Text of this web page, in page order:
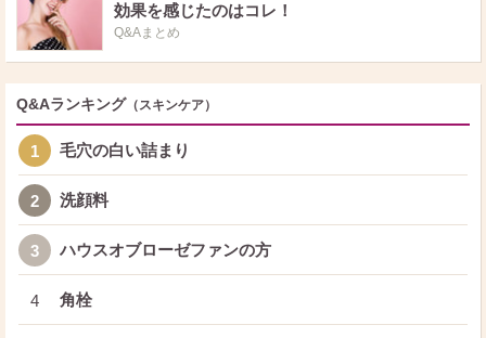
効果を感じたのはコレ！
Q&Aまとめ
Q&Aランキング （スキンケア）
1 毛穴の白い詰まり
2 洗顔料
3 ハウスオブローゼファンの方
4 角栓